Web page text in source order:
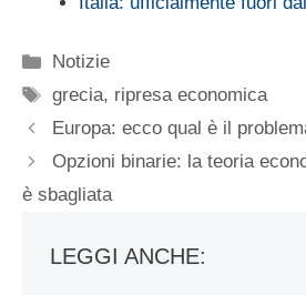
Categorie
Notizie
Tag
grecia, ripresa economica
Europa: ecco qual è il
Opzioni binarie: la teoria
è sbagliata
LEGGI ANCHE: